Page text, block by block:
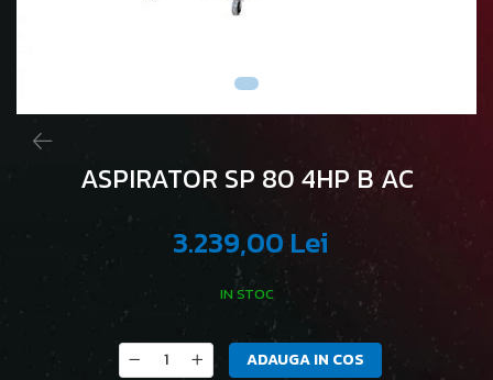
ASPIRATOR SP 80 4HP B AC
3.239,00 Lei
IN STOC
ADAUGA IN COS